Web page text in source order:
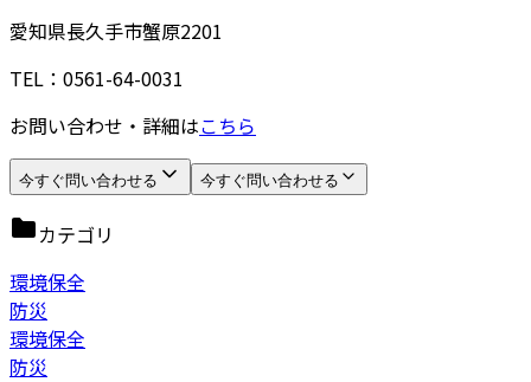
愛知県長久手市蟹原2201
TEL：0561-64-0031
お問い合わせ・詳細はこちら
今すぐ問い合わせる 今すぐ問い合わせる
カテゴリ
環境保全
防災
環境保全
防災